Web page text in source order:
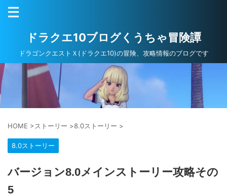
ドラクエ10ブログくうちゃ冒険譚
ドラゴンクエストＸ(ドラクエ10)の冒険、攻略情報のブログです
HOME >ストーリー >8.0ストーリー >
8.0ストーリー
バージョン8.0メインストーリー攻略その
5